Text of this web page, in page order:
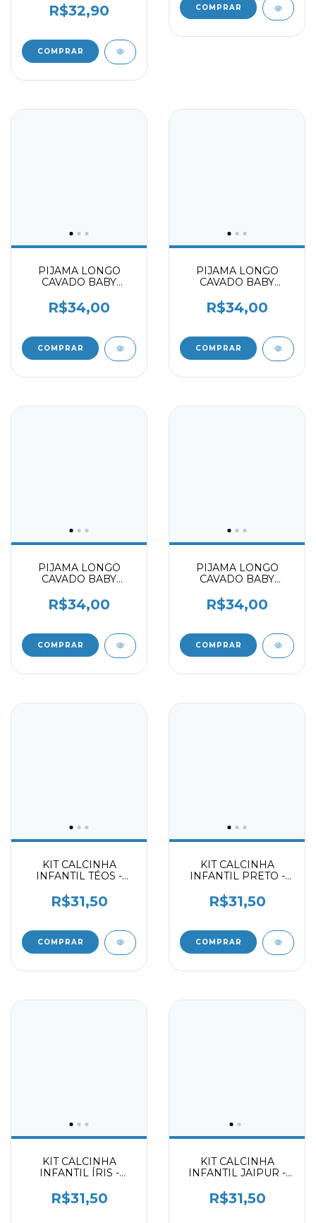
R$32,90
COMPRAR
COMPRAR
PIJAMA LONGO
CAVADO BABY
R$34,00
COMPRAR
PIJAMA LONGO
CAVADO BABY
R$34,00
COMPRAR
PIJAMA LONGO
CAVADO BABY
R$34,00
COMPRAR
PIJAMA LONGO
CAVADO BABY
R$34,00
COMPRAR
KIT CALCINHA
INFANTIL TÉOS -
CHOCOLATE 2059403
R$31,50
COMPRAR
KIT CALCINHA
INFANTIL PRETO -
DELICATE 2059403
R$31,50
COMPRAR
KIT CALCINHA
INFANTIL ÍRIS -
FROZEN 2059403
R$31,50
KIT CALCINHA
INFANTIL JAIPUR -
2059403
R$31,50